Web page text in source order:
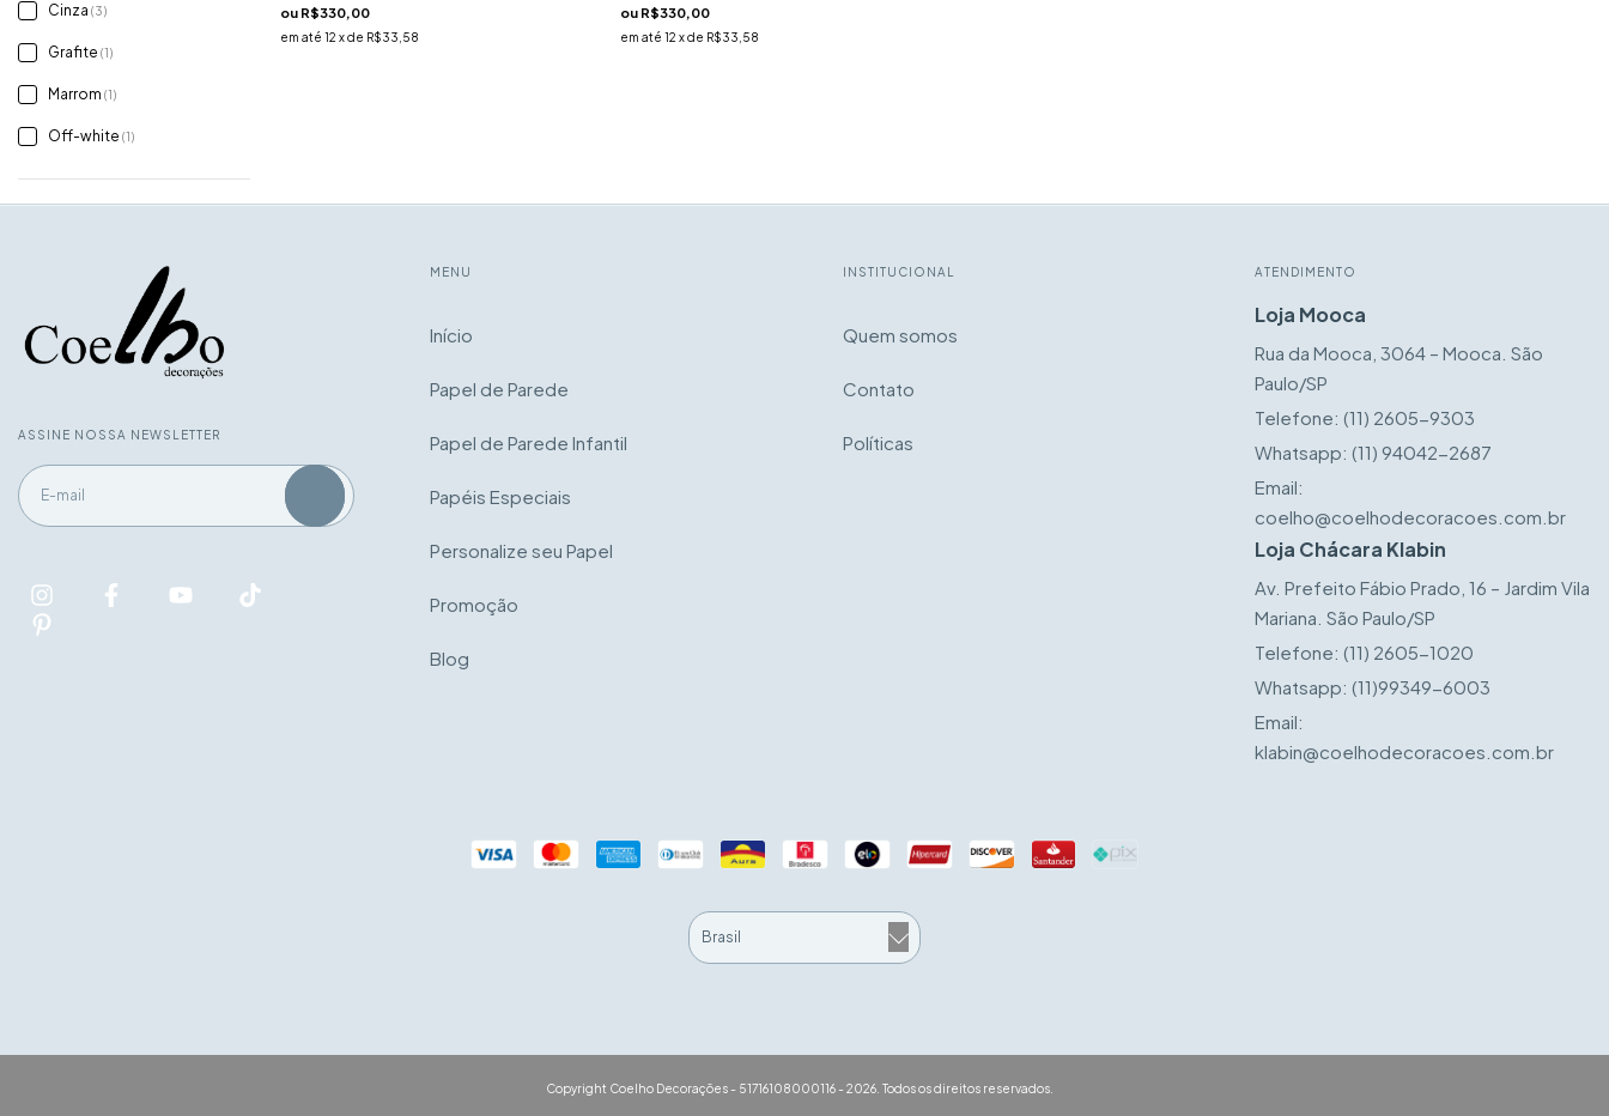
Cinza (3)
Grafite (1)
Marrom (1)
Off-white (1)
ou R$330,00
em até 12 x de R$33,58
ou R$330,00
em até 12 x de R$33,58
ASSINE NOSSA NEWSLETTER
MENU
Início
Papel de Parede
Papel de Parede Infantil
Papéis Especiais
Personalize seu Papel
Promoção
Blog
INSTITUCIONAL
Quem somos
Contato
Políticas
ATENDIMENTO
Loja Mooca
Rua da Mooca, 3064 – Mooca. São
Paulo/SP
Telefone: (11) 2605-9303
Whatsapp: (11) 94042-2687
Email:
coelho@coelhodecoracoes.com.br
Loja Chácara Klabin
Av. Prefeito Fábio Prado, 16 – Jardim Vila
Mariana. São Paulo/SP
Telefone: (11) 2605-1020
Whatsapp: (11)99349-6003
Email:
klabin@coelhodecoracoes.com.br
Copyright Coelho Decorações - 51716108000116 - 2026. Todos os direitos reservados.